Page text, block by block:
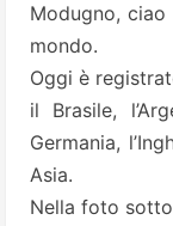
Modugno,
mondo.
Oggi è
il Brasile,
Germania,
Asia.
Nella foto